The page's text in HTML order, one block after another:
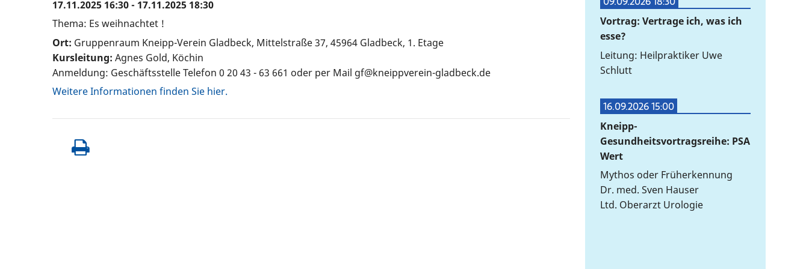
17.11.2025 16:30 - 17.11.2025 18:30
Thema: Es weihnachtet !
Ort: Gruppenraum Kneipp-Verein Gladbeck, Mittelstraße 37, 45964 Gladbeck, 1. Etage
Kursleitung: Agnes Gold, Köchin
Anmeldung: Geschäftsstelle Telefon 0 20 43 - 63 661 oder per Mail gf@kneippverein-gladbeck.de
Weitere Informationen finden Sie hier.
Vortrag: Vertrage ich, was ich
esse?
Leitung: Heilpraktiker Uwe
Schlutt
16.09.2026 15:00
Kneipp-
Gesundheitsvortragsreihe: PSA
Wert
Mythos oder Früherkennung
Dr. med. Sven Hauser
Ltd. Oberarzt Urologie